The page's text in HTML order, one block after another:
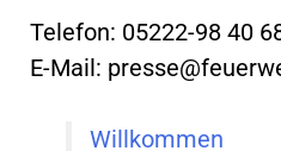
Telefon: 05222-98 40
E-Mail:
Willkommen